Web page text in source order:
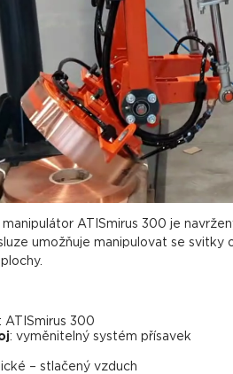
ATISmirus 300 je
umožňuje manipulovat se svitky
: ATISmirus 300
: vyměnitelný systém přísavek
– stlačený vzduch